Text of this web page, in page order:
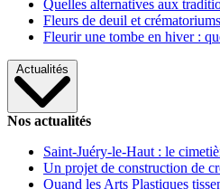
Quelles alternatives aux
Fleurs de deuil et
Fleurir une tombe en hiver :
Actualités
Nos actualités
Saint-Juéry-le-Haut : le
Un projet de construction de
Quand les Arts Plastiques